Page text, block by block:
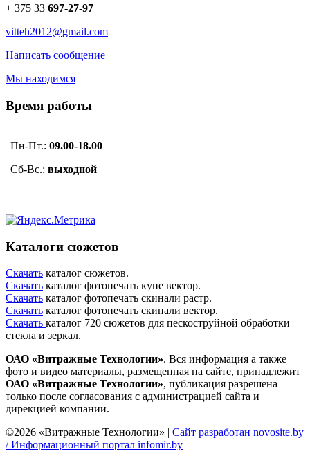
+ 375 33 697-27-97
vitteh2012@gmail.com
Написать сообщение
Мы находимся
Время работы
Пн-Пт.: 09.00-18.00
Сб-Вс.: выходной
Каталоги сюжетов
Скачать каталог сюжетов.
Скачать каталог фотопечать купе вектор.
Скачать каталог фотопечать скинали растр.
Скачать каталог фотопечать скинали вектор.
Скачать каталог 720 сюжетов для пескоструйной обработки
стекла и зеркал.
ОАО «Витражные Технологии». Вся информация а также
фото и видео материалы, размещенная на сайте, принадлежит
ОАО «Витражные Технологии», публикация разрешена
только после согласования с администрацией сайта и
дирекцией компании.
©2026 «Витражные Технологии» | Сайт разработан novosite.by
/Информационный портал infomir.by